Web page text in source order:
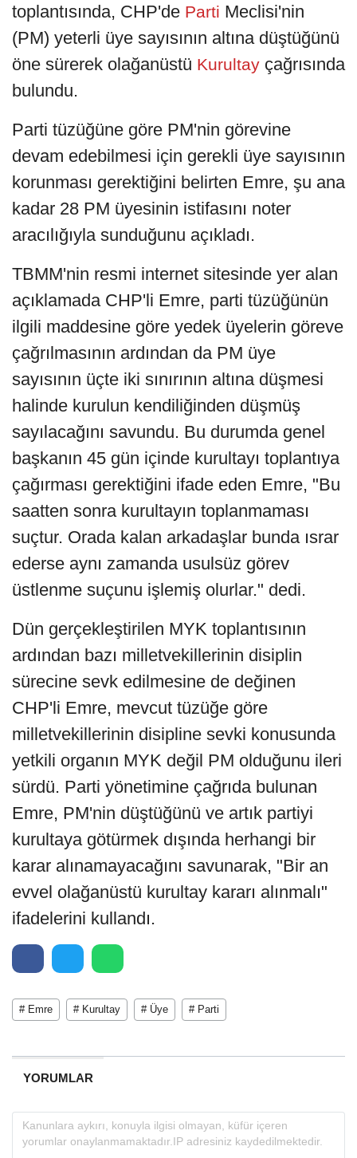
toplantısında, CHP'de Parti Meclisi'nin
(PM) yeterli üye sayısının altına düştüğünü
öne sürerek olağanüstü Kurultay çağrısında
bulundu.
Parti tüzüğüne göre PM'nin görevine
devam edebilmesi için gerekli üye sayısının
korunması gerektiğini belirten Emre, şu ana
kadar 28 PM üyesinin istifasını noter
aracılığıyla sunduğunu açıkladı.
TBMM'nin resmi internet sitesinde yer alan
açıklamada CHP'li Emre, parti tüzüğünün
ilgili maddesine göre yedek üyelerin göreve
çağrılmasının ardından da PM üye
sayısının üçte iki sınırının altına düşmesi
halinde kurulun kendiliğinden düşmüş
sayılacağını savundu. Bu durumda genel
başkanın 45 gün içinde kurultayı toplantıya
çağırması gerektiğini ifade eden Emre, "Bu
saatten sonra kurultayın toplanmaması
suçtur. Orada kalan arkadaşlar bunda ısrar
ederse aynı zamanda usulsüz görev
üstlenme suçunu işlemiş olurlar." dedi.
Dün gerçekleştirilen MYK toplantısının
ardından bazı milletvekillerinin disiplin
sürecine sevk edilmesine de değinen
CHP'li Emre, mevcut tüzüğe göre
milletvekillerinin disipline sevki konusunda
yetkili organın MYK değil PM olduğunu ileri
sürdü. Parti yönetimine çağrıda bulunan
Emre, PM'nin düştüğünü ve artık partiyi
kurultaya götürmek dışında herhangi bir
karar alınamayacağını savunarak, "Bir an
evvel olağanüstü kurultay kararı alınmalı"
ifadelerini kullandı.
# Emre # Kurultay # Üye # Parti
YORUMLAR